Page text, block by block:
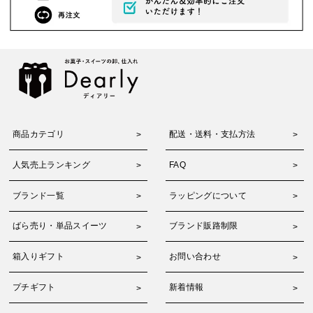
商品カテゴリ 配送・送料・支払方法
人気売上ランキング FAQ
ブランド一覧 ラッピングについて
ばら売り・単品スイーツ ブランド販路制限
箱入りギフト お問い合わせ
プチギフト 新着情報